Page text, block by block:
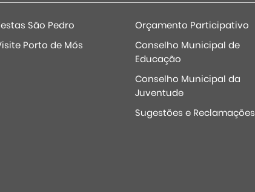
São Pedro
Porto de Mós
Orçamento Participativo
Conselho Municipal de
Educação
Conselho Municipal da
Juventude
Sugestões e Reclamações